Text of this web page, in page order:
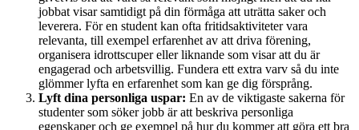
jobbat visar samtidigt på din förmåga att uträtta saker och
leverera. För en student kan ofta fritidsaktiviteter vara
relevanta, till exempel erfarenhet av att driva förening,
organisera idrottscuper eller liknande som visar att du är
engagerad och arbetsvillig. Fundera ett extra varv så du inte
glömmer lyfta en erfarenhet som kan ge dig försprång.
Lyft dina personliga uspar: En av de viktigaste sakerna för
studenter som söker jobb är att beskriva personliga
egenskaper och ge exempel på hur du kommer att göra ett bra